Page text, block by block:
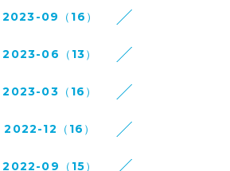
2023-09（16）
2023-06（13）
2023-03（16）
2022-12（16）
2022-09（15）